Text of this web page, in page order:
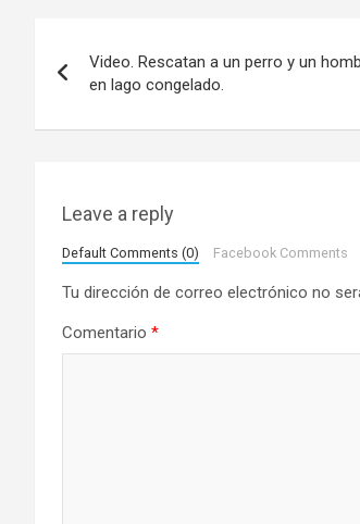
v
Video. Rescatan a un perro y un
en lago congelado.
Leave a reply
Default Comments (0) Facebook Comments
Tu dirección de correo electrónico no
Comentario *